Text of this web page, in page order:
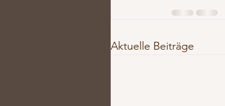
Aktuelle Beiträge